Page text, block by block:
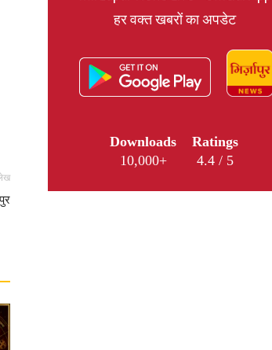
हर वक्त खबरों का अपडेट
Downloads
10,000+
Ratings
4.4 / 5